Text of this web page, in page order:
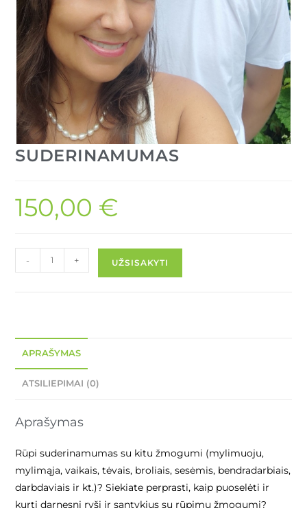
SUDERINAMUMAS
150,00 €
- + UŽSISAKYTI
APRAŠYMAS
ATSILIEPIMAI (0)
Aprašymas
Rūpi suderinamumas su kitu žmogumi (mylimuoju,
mylimąja, vaikais, tėvais, broliais, sesėmis, bendradarbiais,
darbdaviais ir kt.)? Siekiate perprasti, kaip puoselėti ir
kurti darnesnį ryšį ir santykius su rūpimu žmogumi?